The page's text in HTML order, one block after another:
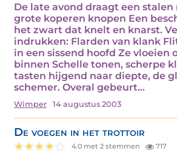
De late avond draagt een
grote koperen knopen Een
het zwart dat knelt en knarst.
indrukken: Flarden van klank
in een sissend hoofd Ze vloeien
binnen Schelle tonen, scherpe
tasten hijgend naar diepte, de
schemer. Overal gebeurt…
Wimper 14 augustus 2003
De voegen in het trottoir
4.0 met 2 stemmen 717